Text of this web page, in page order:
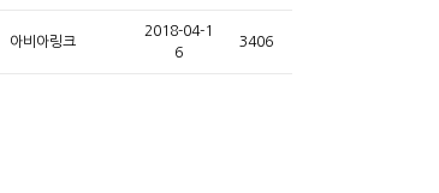
아비아링크
2018-04-1
6
3406